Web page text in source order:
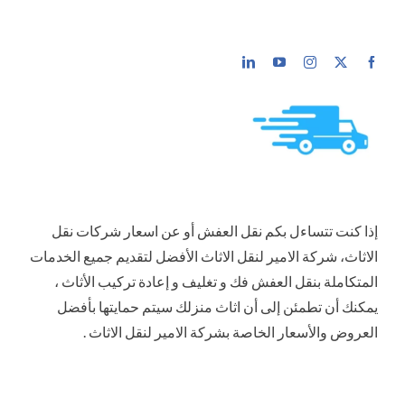
إذا كنت تتساءل بكم نقل العفش أو عن اسعار شركات نقل
الاثاث، شركة الامير لنقل الاثاث الأفضل لتقديم جميع الخدمات
المتكاملة بنقل العفش فك و تغليف و إعادة تركيب الأثاث ،
يمكنك أن تطمئن إلى أن اثاث منزلك سيتم حمايتها بأفضل
العروض والأسعار الخاصة بشركة الامير لنقل الاثاث .